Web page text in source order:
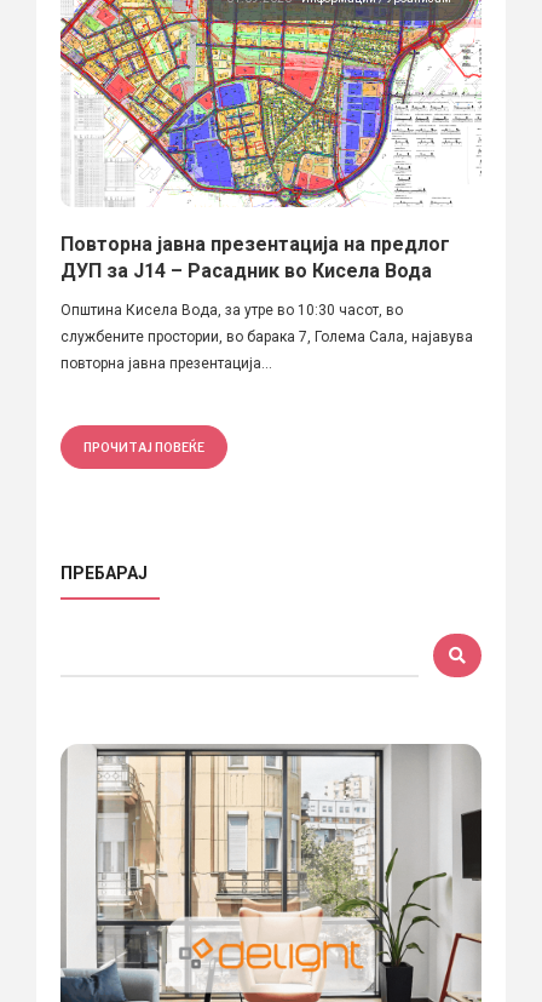
Повторна јавна презентација на предлог
ДУП за Ј14 – Расадник во Кисела Вода
Општина Кисела Вода, за утре во 10:30 часот, во
службените простории, во барака 7, Голема Сала, најавува
повторна јавна презентација...
ПРОЧИТАЈ ПОВЕЌЕ
ПРЕБАРАЈ